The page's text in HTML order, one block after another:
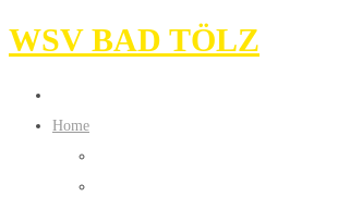
WSV BAD TÖLZ
Home